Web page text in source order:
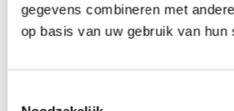
gegevens combineren met
op basis van uw gebruik van hun